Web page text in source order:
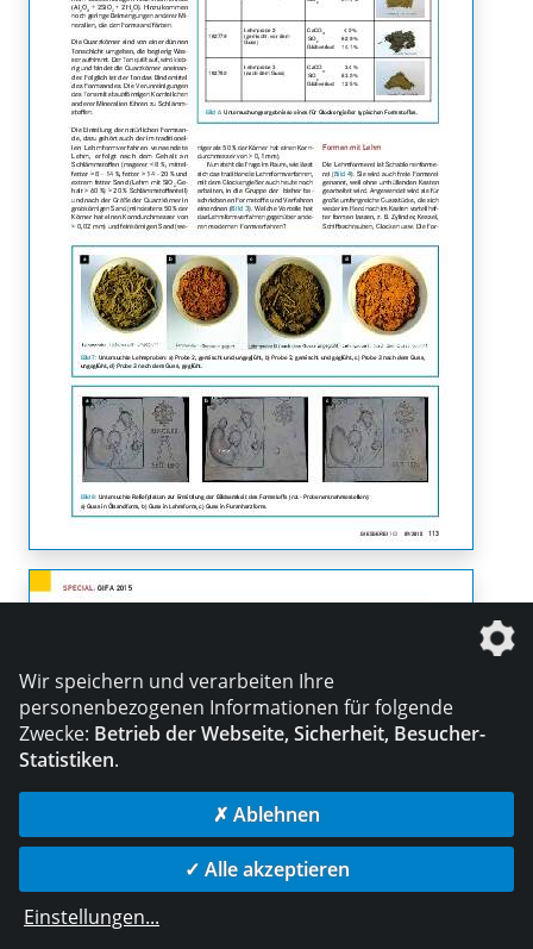
Wir speichern und verarbeiten Ihre
personenbezogenen Informationen für folgende
Zwecke: Betrieb der Webseite, Sicherheit, Besucher-
Statistiken.
✗ Ablehnen
✓ Alle akzeptieren
Einstellungen...